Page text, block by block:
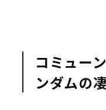
コミューン
ンダムの